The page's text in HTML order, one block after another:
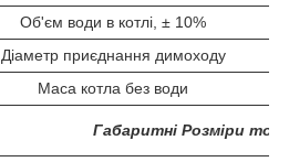
Об'єм води в котлі, ± 10%
Діаметр приєднання димоходу
Маса котла без води
Габаритні Розміри